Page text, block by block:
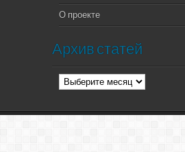
О проекте
Архив статей
Архив
статей